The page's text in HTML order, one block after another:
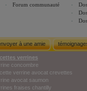
Forum communauté
à une amie
verrines
concombre
verrine avocat crevettes
avocat saumon
fraises chantilly